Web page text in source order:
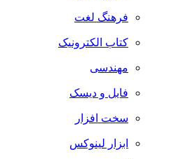
فرهنگ لغت
کتاب الکترونیک
مهندسی
فایل و دیسک
سخت افزار
ابزار لینوکس